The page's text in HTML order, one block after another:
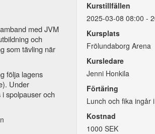
med JVM
och
som tävling när
följa lagens
Under
spolpauser och
Kurstillfällen
2025-03-08 08:00 -
Kursplats
Frölundaborg Arena
Kursledare
Jenni Honkila
Förtäring
Lunch och fika ingår
Kostnad
1000 SEK